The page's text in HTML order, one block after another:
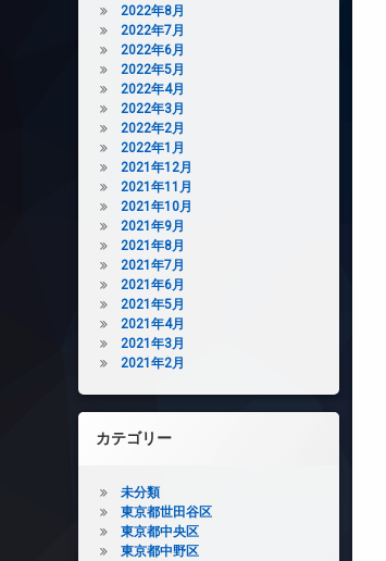
2022年8月
2022年7月
2022年6月
2022年5月
2022年4月
2022年3月
2022年2月
2022年1月
2021年12月
2021年11月
2021年10月
2021年9月
2021年8月
2021年7月
2021年6月
2021年5月
2021年4月
2021年3月
2021年2月
カテゴリー
未分類
東京都世田谷区
東京都中央区
東京都中野区